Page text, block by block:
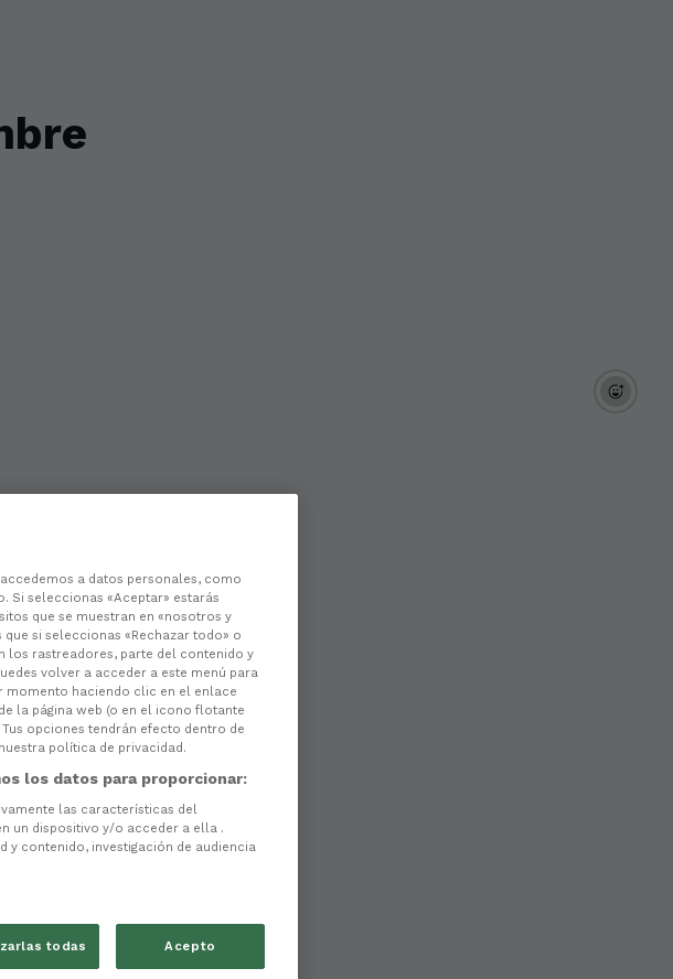
a datos personales, como
Si seleccionas «Aceptar» estarás
que se muestran en «nosotros y
si seleccionas «Rechazar todo» o
los rastreadores, parte del contenido y
volver a acceder a este menú para
haciendo clic en el enlace
la página web (o en el icono flotante
opciones tendrán efecto dentro de
política de privacidad.
los datos para proporcionar:
las características del
un dispositivo y/o acceder a ella .
y contenido, investigación de audiencia
todas Acepto